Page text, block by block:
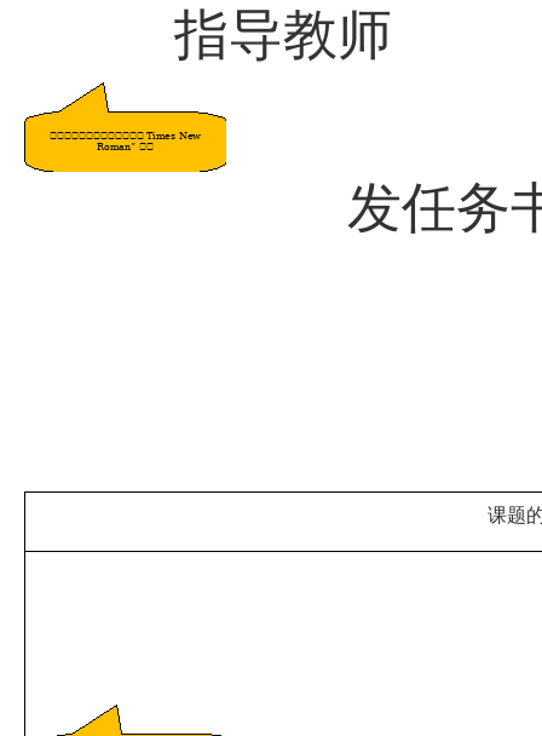
指导教师
发任
课题